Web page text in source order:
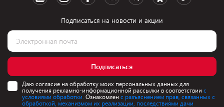
Подписаться на новости и акции
Подписаться
Даю согласие на обработку моих персональных данных для
получения рекламно-информационной рассылки в соответствии с
условиями обработки. Ознакомлен с разъяснением прав, связанных с
обработкой, механизмом их реализации, последствиями дачи